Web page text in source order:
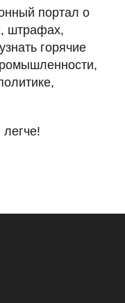
портал о
штрафах,
горячие